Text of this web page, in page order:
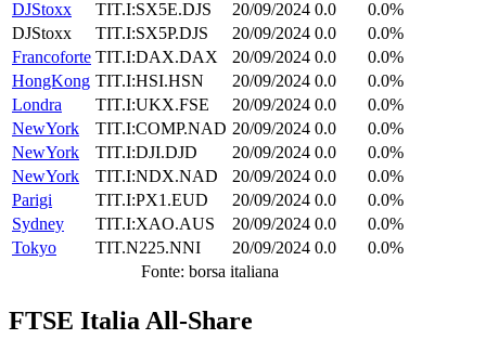
DJStoxx
TIT.I:SX5E.DJS 20/09/2024 0.0
0.0%
DJStoxx
TIT.I:SX5P.DJS 20/09/2024 0.0
0.0%
Francoforte TIT.I:DAX.DAX 20/09/2024 0.0
0.0%
HongKong TIT.I:HSI.HSN 20/09/2024 0.0
0.0%
Londra
TIT.I:UKX.FSE 20/09/2024 0.0
0.0%
NewYork
TIT.I:COMP.NAD 20/09/2024 0.0
0.0%
NewYork
TIT.I:DJI.DJD 20/09/2024 0.0
0.0%
NewYork
TIT.I:NDX.NAD 20/09/2024 0.0
0.0%
Parigi
TIT.I:PX1.EUD 20/09/2024 0.0
0.0%
Sydney
TIT.I:XAO.AUS 20/09/2024 0.0
0.0%
Tokyo
TIT.N225.NNI 20/09/2024 0.0
0.0%
Fonte: borsa italiana
FTSE Italia All-Share